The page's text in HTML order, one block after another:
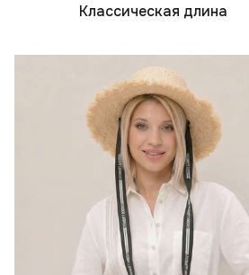
Классическая длина